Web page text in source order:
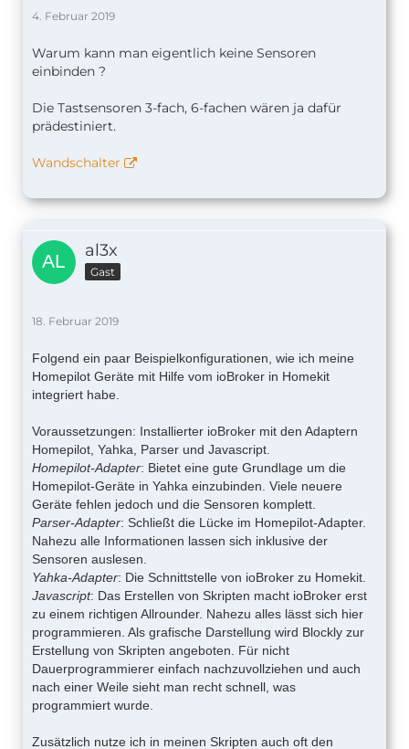
4. Februar 2019
Warum kann man eigentlich keine Sensoren
einbinden ?
Die Tastsensoren 3-fach, 6-fachen wären ja dafür
prädestiniert.
Wandschalter
al3x
Gast
18. Februar 2019
Folgend ein paar Beispielkonfigurationen, wie ich meine
Homepilot Geräte mit Hilfe vom ioBroker in Homekit
integriert habe.
Voraussetzungen: Installierter ioBroker mit den Adaptern
Homepilot, Yahka, Parser und Javascript.
Homepilot-Adapter: Bietet eine gute Grundlage um die
Homepilot-Geräte in Yahka einzubinden. Viele neuere
Geräte fehlen jedoch und die Sensoren komplett.
Parser-Adapter: Schließt die Lücke im Homepilot-Adapter.
Nahezu alle Informationen lassen sich inklusive der
Sensoren auslesen.
Yahka-Adapter: Die Schnittstelle von ioBroker zu Homekit.
Javascript: Das Erstellen von Skripten macht ioBroker erst
zu einem richtigen Allrounder. Nahezu alles lässt sich hier
programmieren. Als grafische Darstellung wird Blockly zur
Erstellung von Skripten angeboten. Für nicht
Dauerprogrammierer einfach nachzuvollziehen und auch
nach einer Weile sieht man recht schnell, was
programmiert wurde.
Zusätzlich nutze ich in meinen Skripten auch oft den